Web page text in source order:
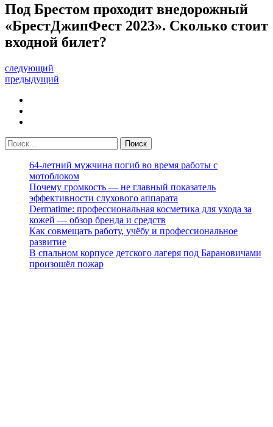
Под Брестом проходит внедорожный
«БрестДжипФест 2023». Сколько стоит
входной билет?
следующий
предыдущий
64-летний мужчина погиб во время работы с
мотоблоком
Почему громкость — не главный показатель
эффективности слухового аппарата
Dermatime: профессиональная косметика для ухода за
кожей — обзор бренда и средств
Как совмещать работу, учёбу и профессиональное
развитие
В спальном корпусе детского лагеря под Барановичами
произошёл пожар